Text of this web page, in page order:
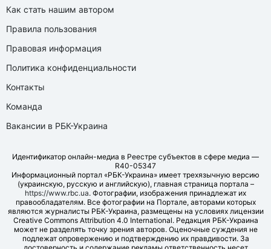
Как стать нашим автором
Правила пользования
Правовая информация
Политика конфиденциальности
Контакты
Команда
Вакансии в РБК-Украина
Идентификатор онлайн-медиа в Реестре субъектов в сфере медиа —
R40-05347
Информационный портал «РБК-Украина» имеет трехязычную версию
(украинскую, русскую и английскую), главная страница портала –
https://www.rbc.ua. Фотографии, изображения принадлежат их
правообладателям. Все фотографии на Портале, авторами которых
являются журналисты РБК-Украина, размещены на условиях лицензии
Creative Commons Attribution 4.0 International. Редакция РБК-Украина
может не разделять точку зрения авторов. Оценочные суждения не
подлежат опровержению и подтверждению их правдивости. За